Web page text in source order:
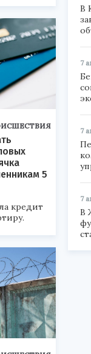
5
кредит
В
7
7
7
В